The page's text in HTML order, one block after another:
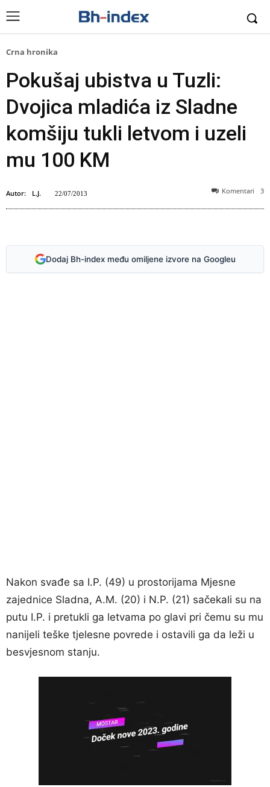
Crna hronika
Pokušaj ubistva u Tuzli:
Dvojica mladića iz Sladne
komšiju tukli letvom i uzeli
mu 100 KM
Autor: L.J. 22/07/2013 Komentari 3
Dodaj Bh-index među omiljene izvore na Googleu
Nakon svađe sa I.P. (49) u prostorijama Mjesne
zajednice Sladna, A.M. (20) i N.P. (21) sačekali su na
putu I.P. i pretukli ga letvama po glavi pri čemu su mu
nanijeli teške tjelesne povrede i ostavili ga da leži u
besvjesnom stanju.